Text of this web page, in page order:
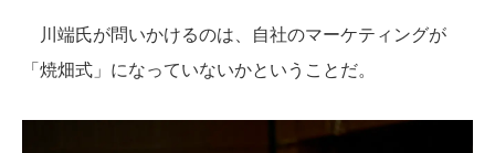
川端氏が問いかけるのは、自社のマーケティングが
「焼畑式」になっていないかということだ。